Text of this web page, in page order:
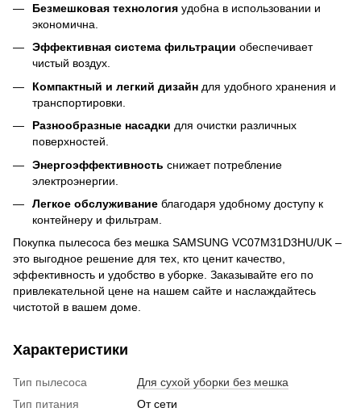
Безмешковая технология удобна в использовании и
экономична.
Эффективная система фильтрации обеспечивает
чистый воздух.
Компактный и легкий дизайн для удобного хранения и
транспортировки.
Разнообразные насадки для очистки различных
поверхностей.
Энергоэффективность снижает потребление
электроэнергии.
Легкое обслуживание благодаря удобному доступу к
контейнеру и фильтрам.
Покупка пылесоса без мешка SAMSUNG VC07M31D3HU/UK –
это выгодное решение для тех, кто ценит качество,
эффективность и удобство в уборке. Заказывайте его по
привлекательной цене на нашем сайте и наслаждайтесь
чистотой в вашем доме.
Характеристики
Тип пылесоса
Для сухой уборки без мешка
Тип питания
От сети